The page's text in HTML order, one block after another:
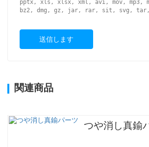
pptx, xls, xlsx, xml, avi, mov, mp3,
bz2, dmg, gz, jar, rar, sit, svg,
送信します
関連商品
つや消し真鍮